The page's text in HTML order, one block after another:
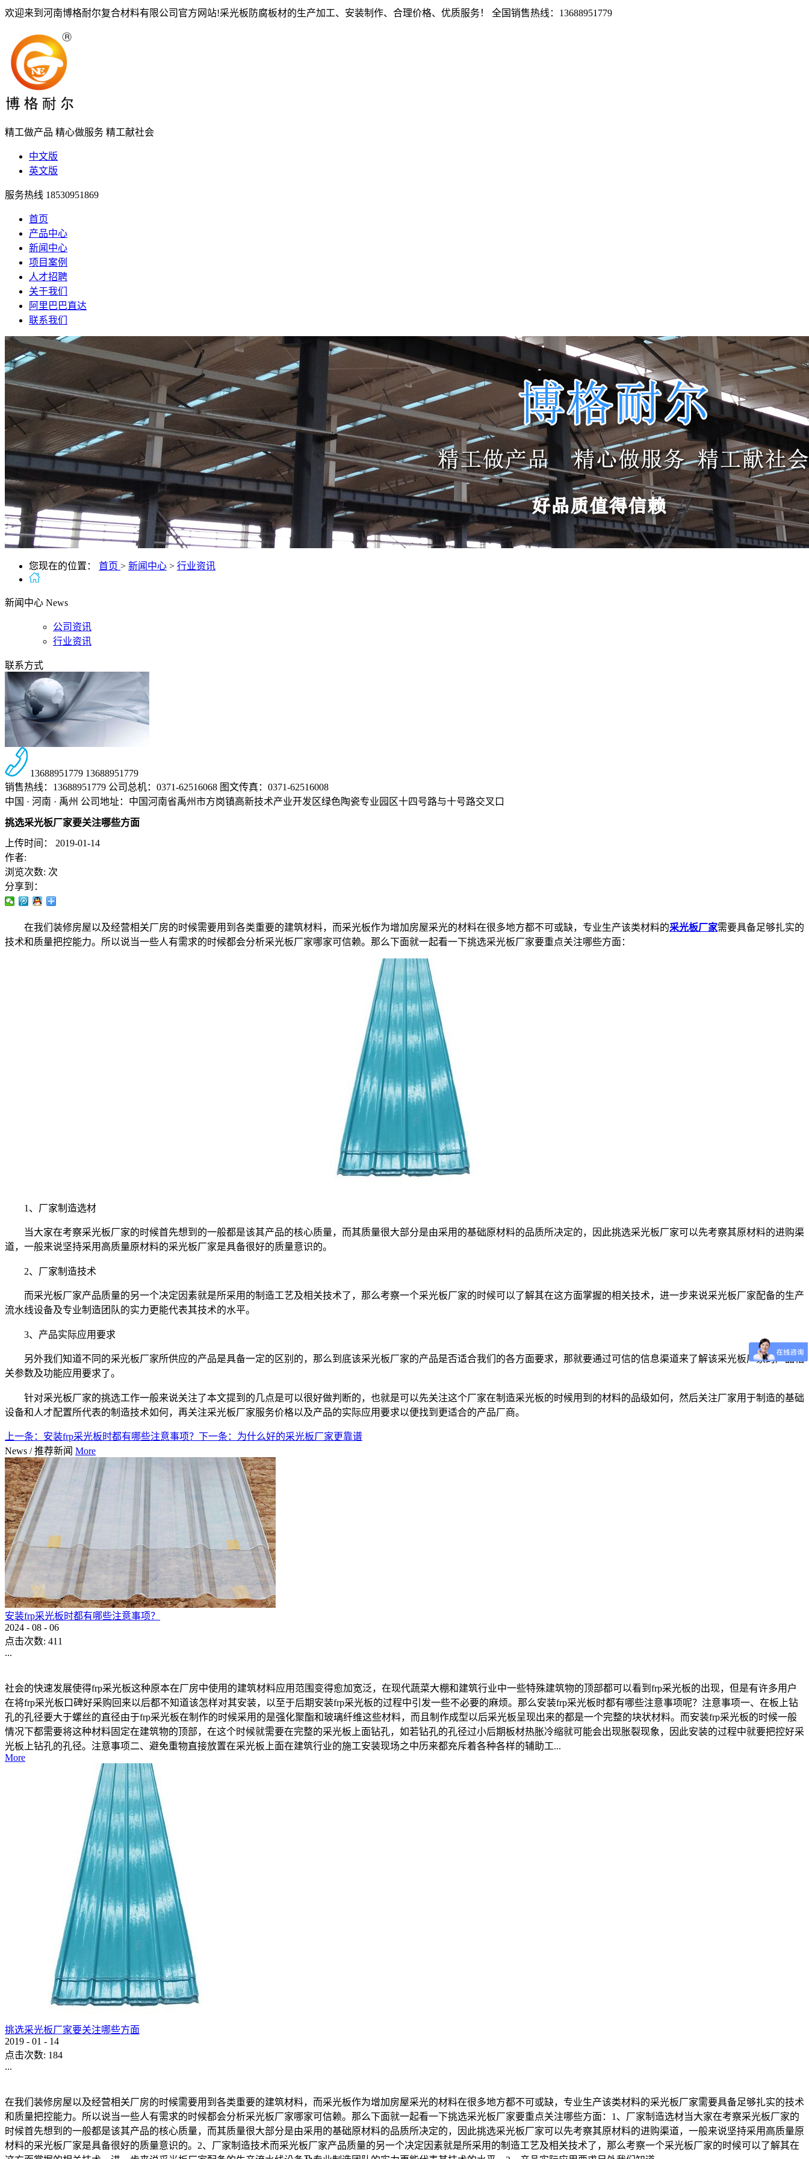
欢迎来到河南博格耐尔复合材料有限公司官方网站!采光板防腐板材的生产加工、安装制作、合理价格、优质服务！ 全国销售热线：13688951779
精工做产品 精心做服务 精工献社会
中文版
英文版
服务热线 18530951869
首页
产品中心
新闻中心
项目案例
人才招聘
关于我们
阿里巴巴直达
联系我们
您现在的位置： 首页 > 新闻中心 > 行业资讯
新闻中心 News
公司资讯
行业资讯
联系方式
13688951779 13688951779
销售热线：13688951779 公司总机：0371-62516068 图文传真：0371-62516008
中国 · 河南 · 禹州 公司地址：中国河南省禹州市方岗镇高新技术产业开发区绿色陶瓷专业园区十四号路与十号路交叉口
挑选采光板厂家要关注哪些方面
上传时间：
2019-01-14
作者:
浏览次数: 次
分享到：
在我们装修房屋以及经营相关厂房的时候需要用到各类重要的建筑材料，而采光板作为增加房屋采光的材料在很多地方都不可或缺，专业生产该类材料的采光板厂家需要具备足够扎实的
技术和质量把控能力。所以说当一些人有需求的时候都会分析采光板厂家哪家可信赖。那么下面就一起看一下挑选采光板厂家要重点关注哪些方面：
1、厂家制造选材
当大家在考察采光板厂家的时候首先想到的一般都是该其产品的核心质量，而其质量很大部分是由采用的基础原材料的品质所决定的，因此挑选采光板厂家可以先考察其原材料的进购渠
道，一般来说坚持采用高质量原材料的采光板厂家是具备很好的质量意识的。
2、厂家制造技术
而采光板厂家产品质量的另一个决定因素就是所采用的制造工艺及相关技术了，那么考察一个采光板厂家的时候可以了解其在这方面掌握的相关技术，进一步来说采光板厂家配备的生产
流水线设备及专业制造团队的实力更能代表其技术的水平。
3、产品实际应用要求
另外我们知道不同的采光板厂家所供应的产品是具备一定的区别的，那么到底该采光板厂家的产品是否适合我们的各方面要求，那就要通过可信的信息渠道来了解该采光板厂家的产品相
关参数及功能应用要求了。
针对采光板厂家的挑选工作一般来说关注了本文提到的几点是可以很好做判断的，也就是可以先关注这个厂家在制造采光板的时候用到的材料的品级如何，然后关注厂家用于制造的基础
设备和人才配置所代表的制造技术如何，再关注采光板厂家服务价格以及产品的实际应用要求以便找到更适合的产品厂商。
上一条： 安装frp采光板时都有哪些注意事项？ 下一条： 为什么好的采光板厂家更靠谱
News / 推荐新闻 More
安装frp采光板时都有哪些注意事项？
2024 - 08 - 06
点击次数: 411
...
社会的快速发展使得frp采光板这种原本在厂房中使用的建筑材料应用范围变得愈加宽泛，在现代蔬菜大棚和建筑行业中一些特殊建筑物的顶部都可以看到frp采光板的出现，但是有许多用户
在将frp采光板口碑好采购回来以后都不知道该怎样对其安装，以至于后期安装frp采光板的过程中引发一些不必要的麻烦。那么安装frp采光板时都有哪些注意事项呢？注意事项一、在板上钻
孔的孔径要大于螺丝的直径由于frp采光板在制作的时候采用的是强化聚酯和玻璃纤维这些材料，而且制作成型以后采光板呈现出来的都是一个完整的块状材料。而安装frp采光板的时候一般
情况下都需要将这种材料固定在建筑物的顶部，在这个时候就需要在完整的采光板上面钻孔，如若钻孔的孔径过小后期板材热胀冷缩就可能会出现胀裂现象，因此安装的过程中就要把控好采
光板上钻孔的孔径。注意事项二、避免重物直接放置在采光板上面在建筑行业的施工安装现场之中历来都充斥着各种各样的辅助工...
More
挑选采光板厂家要关注哪些方面
2019 - 01 - 14
点击次数: 184
...
在我们装修房屋以及经营相关厂房的时候需要用到各类重要的建筑材料，而采光板作为增加房屋采光的材料在很多地方都不可或缺，专业生产该类材料的采光板厂家需要具备足够扎实的技术
和质量把控能力。所以说当一些人有需求的时候都会分析采光板厂家哪家可信赖。那么下面就一起看一下挑选采光板厂家要重点关注哪些方面：1、厂家制造选材当大家在考察采光板厂家的
时候首先想到的一般都是该其产品的核心质量，而其质量很大部分是由采用的基础原材料的品质所决定的，因此挑选采光板厂家可以先考察其原材料的进购渠道，一般来说坚持采用高质量原
材料的采光板厂家是具备很好的质量意识的。2、厂家制造技术而采光板厂家产品质量的另一个决定因素就是所采用的制造工艺及相关技术了，那么考察一个采光板厂家的时候可以了解其在